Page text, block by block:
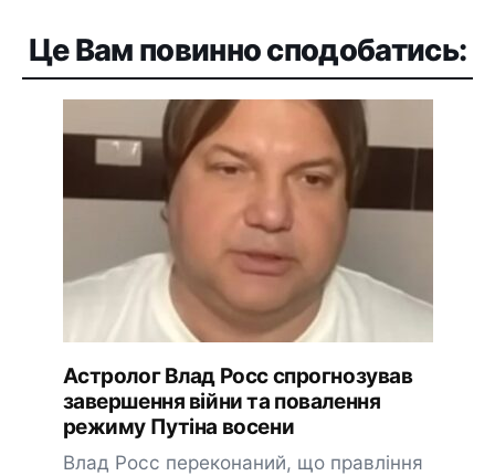
Це Вам повинно сподобатись:
Астролог Влад Росс спрогнозував
завершення війни та повалення
режиму Путіна восени
Влад Росс переконаний, що правління